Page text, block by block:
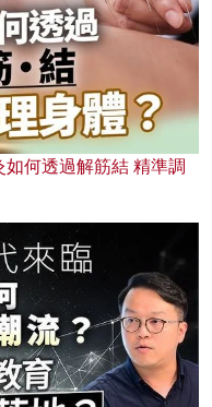
何透過解筋結 精準調